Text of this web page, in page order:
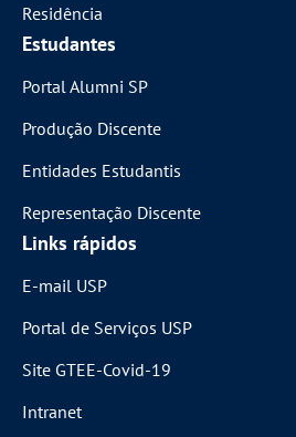
Residência
Estudantes
Portal Alumni SP
Produção Discente
Entidades Estudantis
Representação Discente
Links rápidos
E-mail USP
Portal de Serviços USP
Site GTEE-Covid-19
Intranet